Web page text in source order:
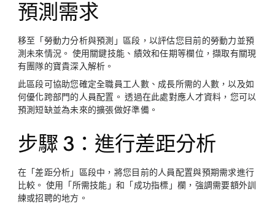
預測需求
移至「勞動力分析與預測」區段，以評估您目前的勞動力並預
測未來情況。 使用關鍵技能、績效和任期等欄位，擷取有關現
有團隊的寶貴深入解析。
此區段可協助您確定全職員工人數、成長所需的人數，以及如
何優化跨部門的人員配置。 透過在此處對應人才資料，您可以
預測短缺並為未來的擴張做好準備。
步驟 3：進行差距分析
在「差距分析」區段中，將您目前的人員配置與預期需求進行
比較。 使用「所需技能」和「成功指標」欄，強調需要額外訓
練或招聘的地方。